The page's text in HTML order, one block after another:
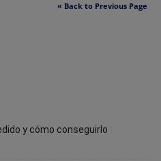
« Back to Previous Page
y cómo conseguirlo